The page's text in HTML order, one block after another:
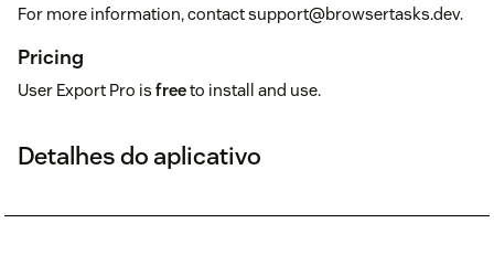
For more information, contact support@browsertasks.dev.
Pricing
User Export Pro is freeto install and use.
Detalhes do aplicativo